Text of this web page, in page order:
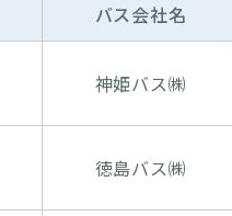
バス会社名
神姫バス㈱
徳島バス㈱